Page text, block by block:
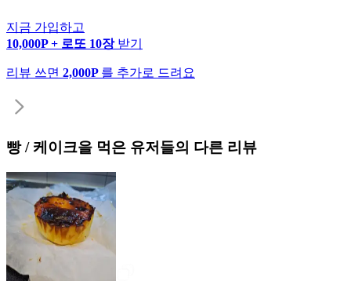
지금 가입하고
10,000P + 로또 10장 받기
리뷰 쓰면 2,000P 를 추가로 드려요
빵 / 케이크을 먹은 유저들의 다른 리뷰